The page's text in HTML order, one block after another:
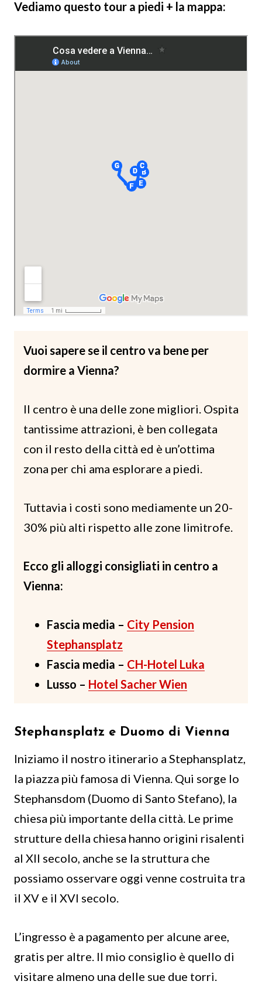
Vediamo questo tour a piedi + la mappa:
Vuoi sapere se il centro va bene per
dormire a Vienna?
Il centro è una delle zone migliori. Ospita
tantissime attrazioni, è ben collegata
con il resto della città ed è un’ottima
zona per chi ama esplorare a piedi.
Tuttavia i costi sono mediamente un 20-
30% più alti rispetto alle zone limitrofe.
Ecco gli alloggi consigliati in centro a
Vienna:
Fascia media – City Pension
Stephansplatz
Fascia media – CH-Hotel Luka
Lusso – Hotel Sacher Wien
Stephansplatz e Duomo di Vienna
Iniziamo il nostro itinerario a Stephansplatz,
la piazza più famosa di Vienna. Qui sorge lo
Stephansdom (Duomo di Santo Stefano), la
chiesa più importante della città. Le prime
strutture della chiesa hanno origini risalenti
al XII secolo, anche se la struttura che
possiamo osservare oggi venne costruita tra
il XV e il XVI secolo.
L’ingresso è a pagamento per alcune aree,
gratis per altre. Il mio consiglio è quello di
visitare almeno una delle sue due torri.